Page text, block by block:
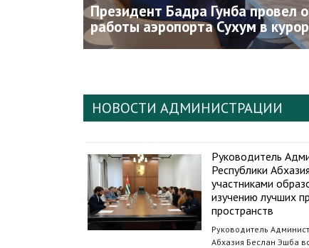
Президент Бадра Гунба провел
работы аэропорта Сухум в
НОВОСТИ АДМИНИСТРАЦИИ
Руководитель
Республики
участниками
изучению лучших
пространств
Руководитель
Абхазия Беслан Эшба